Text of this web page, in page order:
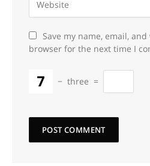
Save my name, email,
browser for the next time I
− three =